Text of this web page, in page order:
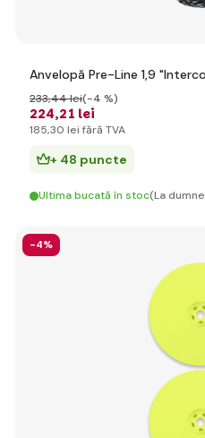
Anvelopă Pre-Line 1,9
224,21 lei
233,44 lei(-4 %)
185,30 lei fără TVA
+ 48 puncte
Ultima bucată în stoc(La
-4%